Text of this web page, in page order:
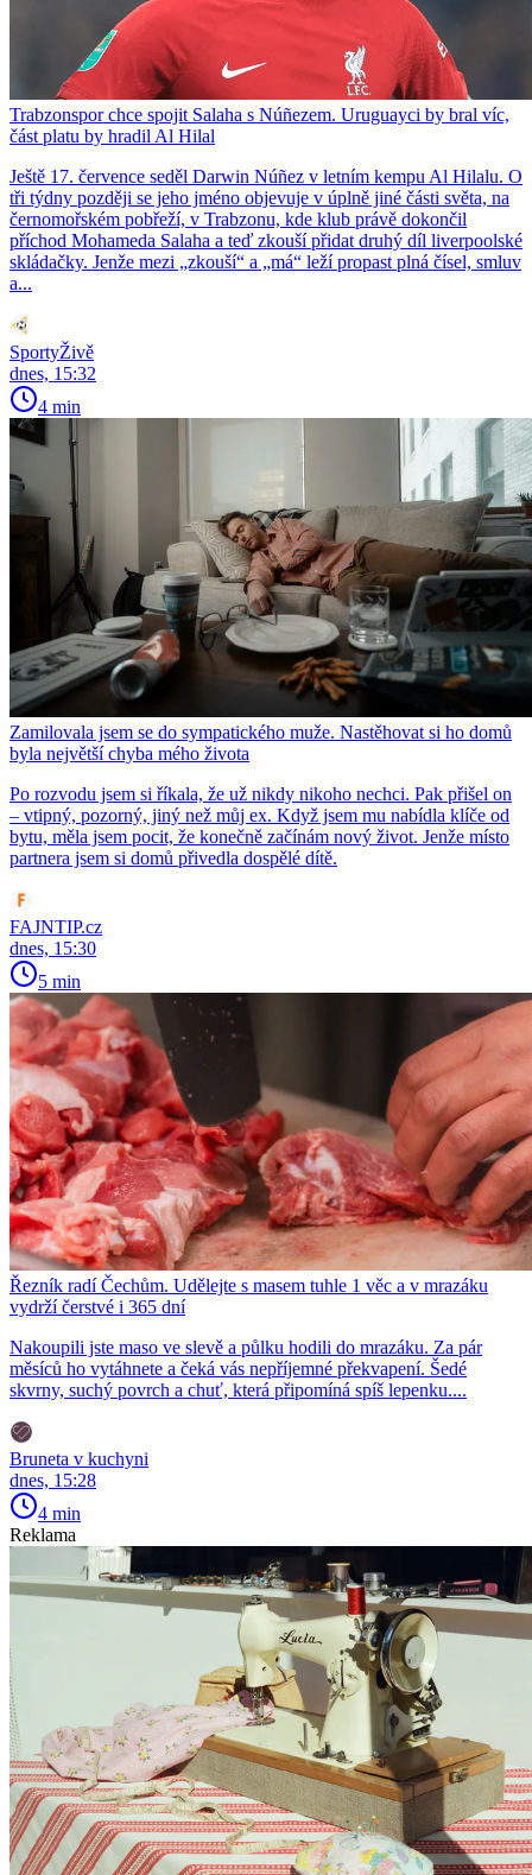
Trabzonspor chce spojit Salaha s Núñezem. Uruguayci by bral víc,
část platu by hradil Al Hilal
Ještě 17. července seděl Darwin Núñez v letním kempu Al Hilalu. O
tři týdny později se jeho jméno objevuje v úplně jiné části světa, na
černomořském pobřeží, v Trabzonu, kde klub právě dokončil
příchod Mohameda Salaha a teď zkouší přidat druhý díl liverpoolské
skládačky. Jenže mezi „zkouší“ a „má“ leží propast plná čísel, smluv
a...
SportyŽivě
dnes, 15:32
4 min
Zamilovala jsem se do sympatického muže. Nastěhovat si ho domů
byla největší chyba mého života
Po rozvodu jsem si říkala, že už nikdy nikoho nechci. Pak přišel on
– vtipný, pozorný, jiný než můj ex. Když jsem mu nabídla klíče od
bytu, měla jsem pocit, že konečně začínám nový život. Jenže místo
partnera jsem si domů přivedla dospělé dítě.
FAJNTIP.cz
dnes, 15:30
5 min
Řezník radí Čechům. Udělejte s masem tuhle 1 věc a v mrazáku
vydrží čerstvé i 365 dní
Nakoupili jste maso ve slevě a půlku hodili do mrazáku. Za pár
měsíců ho vytáhnete a čeká vás nepříjemné překvapení. Šedé
skvrny, suchý povrch a chuť, která připomíná spíš lepenku....
Bruneta v kuchyni
dnes, 15:28
4 min
Reklama